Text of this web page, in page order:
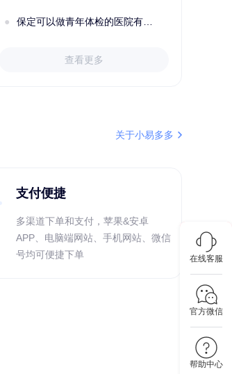
秦皇岛市第一医院体检中心 北戴河区
保定可以做青年体检的医院有哪些？有哪些套餐可以选择？
查看更多
关于小易多多
支付便捷
多渠道下单和支付，苹果&安卓
APP、电脑端网站、手机网站、微信
号均可便捷下单
在线客服
官方微信
帮助中心